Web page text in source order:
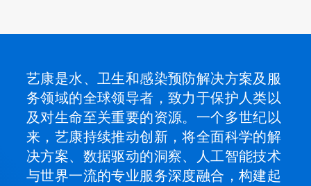
艺康是水、卫生和感染预防解决方案及服
务领域的全球领导者，致力于保护人类以
及对生命至关重要的资源。一个多世纪以
来，艺康持续推动创新，将全面科学的解
决方案、数据驱动的洞察、人工智能技术
与世界一流的专业服务深度融合，构建起